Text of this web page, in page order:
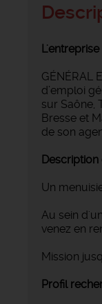
L'entreprise
GÉNÉRAL
d’emploi
sur Saône,
Bresse et
de son
Un
Au sein
venez en
Mission
Profil